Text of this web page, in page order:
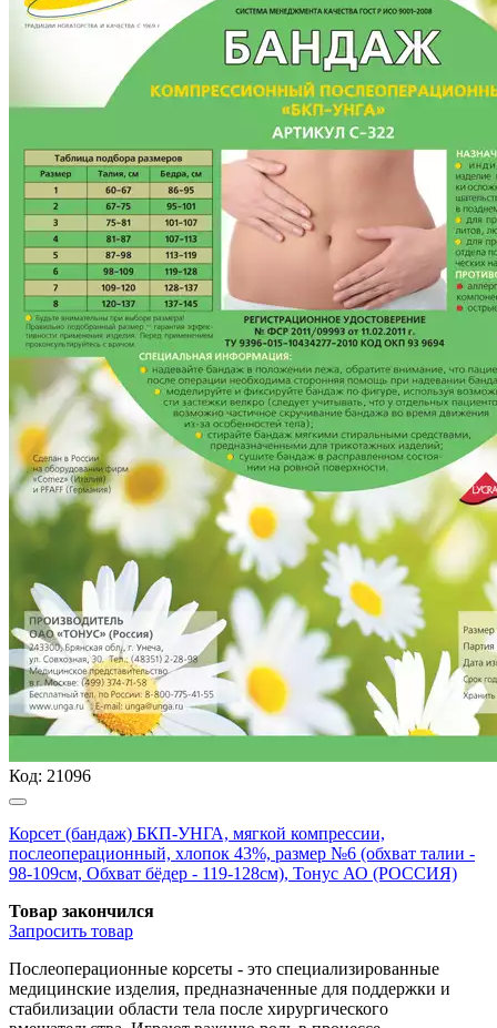
Код: 21096
Корсет (бандаж) БКП-УНГА, мягкой компрессии,
послеоперационный, хлопок 43%, размер №6 (обхват талии -
98-109см, Обхват бёдер - 119-128см), Тонус АО (РОССИЯ)
Товар закончился
Запросить товар
Послеоперационные корсеты - это специализированные
медицинские изделия, предназначенные для поддержки и
стабилизации области тела после хирургического